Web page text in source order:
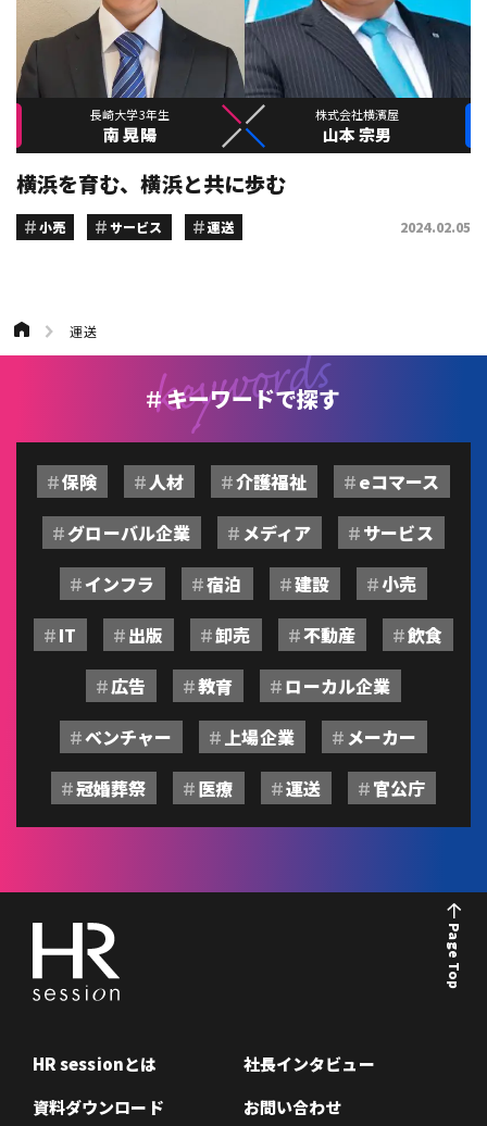
長崎大学3年生
南 晃陽
株式会社横濱屋
山本 宗男
横浜を育む、横浜と共に歩む
小売 サービス 運送 2024.02.05
運送
キーワードで探す
保険 人材 介護福祉
eコマース
グローバル企業
メディア
サービス
インフラ
宿泊 建設
小売
IT
出版 卸売 不動産
飲食
広告
教育
ローカル企業
ベンチャー
上場企業
メーカー
冠婚葬祭
医療 運送 官公庁
Page Top
HR sessionとは
社長インタビュー
資料ダウンロード
お問い合わせ